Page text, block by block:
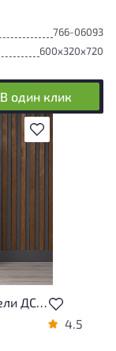
766-06093
600x320x720
В один клик
В избранное
Комплект офисной мебели ДСП Синий Россия
4.5